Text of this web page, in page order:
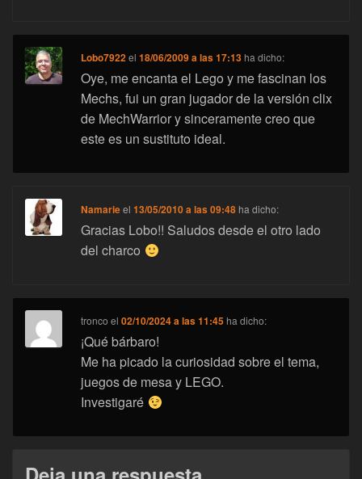
Lobo7922el18/06/2009 a las 17:13 ha dicho:
Oye, me encanta el Lego y me fascinan los
Mechs, fui un gran jugador de la versión clix
de MechWarrior y sinceramente creo que
este es un sustituto ideal.
Namarieel13/05/2010 a las 09:48 ha dicho:
Gracias Lobo!! Saludos desde el otro lado
del charco
tronco el02/10/2024 a las 11:45 ha dicho:
¡Qué bárbaro!
Me ha picado la curiosidad sobre el tema,
juegos de mesa y LEGO.
Investigaré